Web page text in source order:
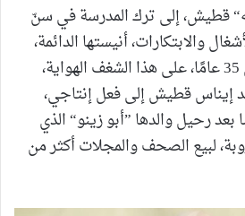
قطيش، إلى ترك المدرسة في سنّ
والابتكارات، أنيستها الدائمة،
دون منازع. بعد أكثر من 35 عامًا، على هذا الشغف الهواية،
إيناس قطيش إلى فعل إنتاجي،
رحيل والدها ”أبو زينو“ الذي
لبيع الصحف والمجلات أكثر من